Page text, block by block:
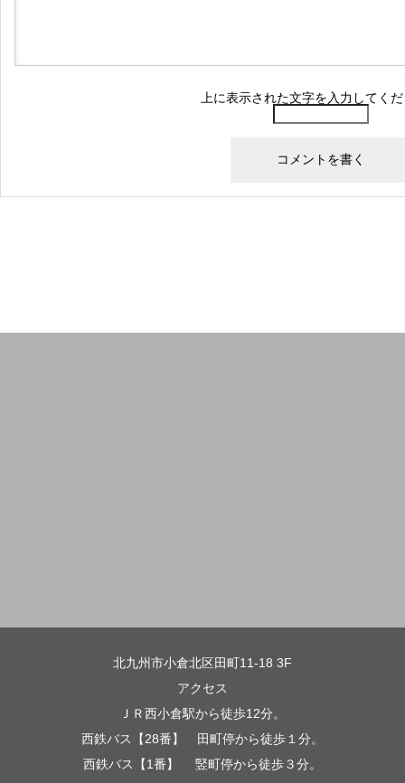
上に表示された文字を入力してく
北九州市小倉北区田町11-18 3F
アクセス
ＪＲ西小倉駅から徒歩12分。
西鉄バス【28番】 田町停から徒歩１分。
西鉄バス【1番】 竪町停から徒歩３分。